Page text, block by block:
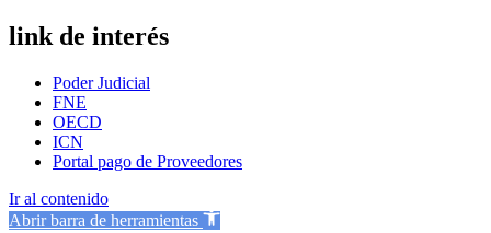
link de interés
Poder Judicial
FNE
OECD
ICN
Portal pago de Proveedores
Ir al contenido
Abrir barra de herramientas